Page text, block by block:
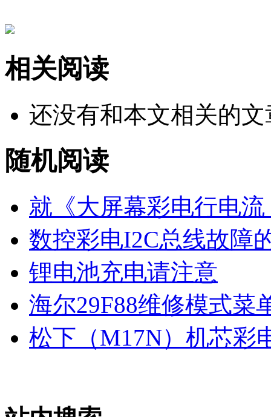
相关阅读
还没有和本文相关的文
随机阅读
就《大屏幕彩电行电
数控彩电I2C总线故障
锂电池充电请注意
海尔29F88维修模式菜
松下（M17N）机芯彩